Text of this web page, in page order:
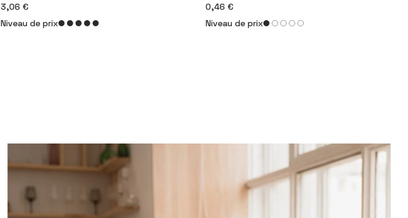
3,06 €
Niveau de prix
0,46 €
Niveau de prix